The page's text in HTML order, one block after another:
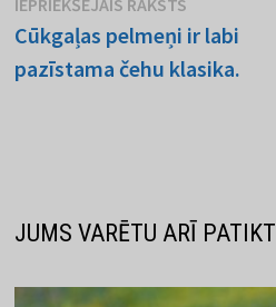
Ziņu
izvēlne
raksts:
Cūkgaļas pelmeņi ir labi
pazīstama čehu klasika.
JUMS VARĒTU ARĪ PATIKT